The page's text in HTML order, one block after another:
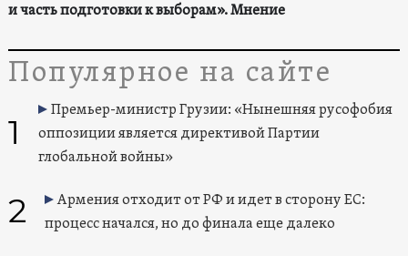
и часть подготовки к выборам». Мнение
Популярное на сайте
1
Премьер-министр Грузии: «Нынешняя русофобия
оппозиции является директивой Партии
глобальной войны»
2
Армения отходит от РФ и идет в сторону ЕС:
процесс начался, но до финала еще далеко